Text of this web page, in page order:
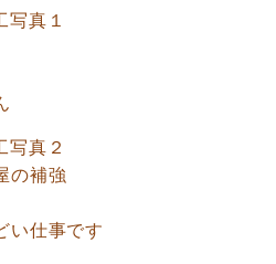
の補強
い仕事です